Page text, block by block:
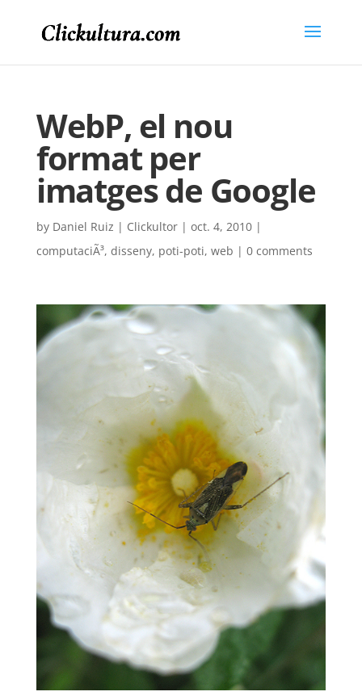
WebP, el nou
format per
imatges de Google
by Daniel Ruiz | Clickultor| oct. 4, 2010|
computaciÃ³, disseny, poti-poti, web | 0 comments